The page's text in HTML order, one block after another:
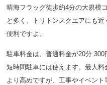
晴海フラッグ徒歩約4分の大規模
と多く、トリトンスクエアにも
便利ですよ。
駐車料金は、普通料金が20分 300
短時間駐車には使えます。最大料
より高めですが、工事やイベント